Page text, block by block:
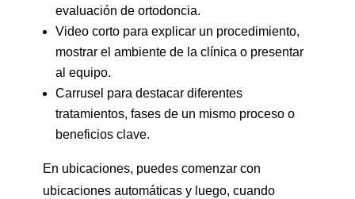
evaluación de ortodoncia.
Video corto para explicar un procedimiento,
mostrar el ambiente de la clínica o presentar
al equipo.
Carrusel para destacar diferentes
tratamientos, fases de un mismo proceso o
beneficios clave.
En ubicaciones, puedes comenzar con
ubicaciones automáticas y luego, cuando